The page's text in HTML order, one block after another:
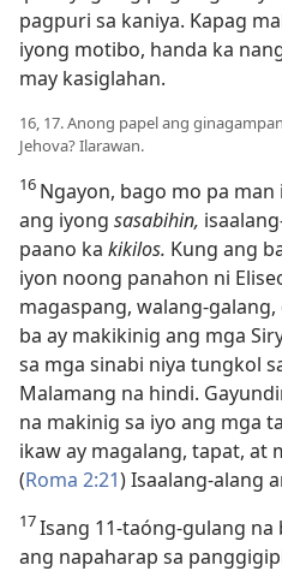
pagpuri sa kaniya. Kapag
iyong motibo, handa ka
may kasiglahan.
16, 17. Anong papel ang
Jehova? Ilarawan.
16 Ngayon, bago mo pa
ang iyong sasabihin,
paano ka kikilos. Kung ang
iyon noong panahon ni
magaspang, walang-
ba ay makikinig ang mga
sa mga sinabi niya tungkol
Malamang na hindi.
na makinig sa iyo ang mga
ikaw ay magalang, tapat, at
(Roma 2:21) Isaalang-alang
17Isang 11-taóng-gulang
ang napaharap sa